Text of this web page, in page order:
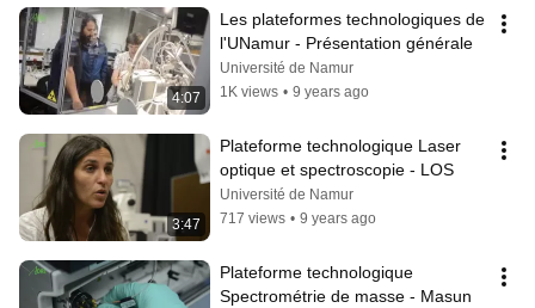
4:07
Les plateformes technologiques de
l'UNamur - Présentation générale
Université de Namur
1K views • 9 years ago
3:47
Plateforme technologique Laser
optique et spectroscopie - LOS
Université de Namur
717 views • 9 years ago
Plateforme technologique
Spectrométrie de masse - Masun